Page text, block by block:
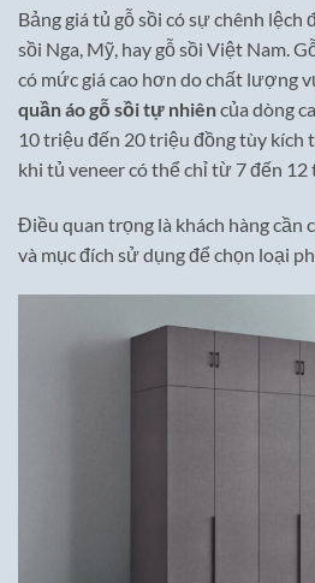
Bảng giá tủ gỗ sồi có sự chênh lệch
sồi Nga, Mỹ, hay gỗ sồi Việt Nam.
có mức giá cao hơn do chất lượng
quần áo gỗ sồi tự nhiêncủa dòng
10 triệu đến 20 triệu đồng tùy
khi tủ veneer có thể chỉ từ 7 đến 12
Điều quan trọng là khách hàng cần
và mục đích sử dụng để chọn loại